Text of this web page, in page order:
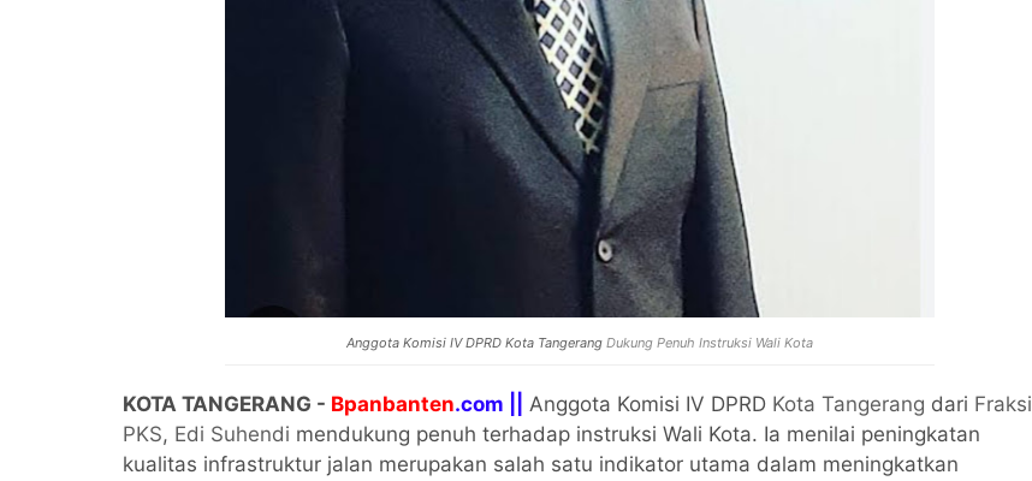
Anggota Komisi IV DPRD Kota TangerangDukung Penuh Instruksi Wali Kota
KOTA TANGERANG - Bpanbanten.com || Anggota Komisi IV DPRD Kota Tangerang dari Fraksi
PKS, Edi Suhendi mendukung penuh terhadap instruksi Wali Kota. Ia menilai peningkatan
kualitas infrastruktur jalan merupakan salah satu indikator utama dalam meningkatkan